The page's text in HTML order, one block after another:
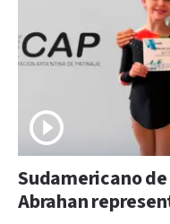
Sudamericano
Abrahan